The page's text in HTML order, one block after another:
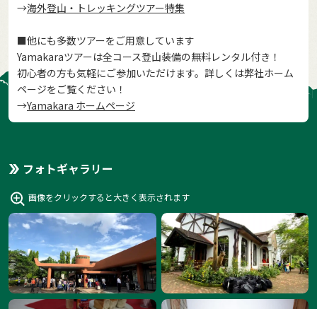
→海外登山・トレッキングツアー特集
■他にも多数ツアーをご用意しています
Yamakaraツアーは全コース登山装備の無料レンタル付き！
初心者の方も気軽にご参加いただけます。詳しくは弊社ホーム
ページをご覧ください！
→Yamakara ホームページ
フォトギャラリー
画像をクリックすると大きく表示されます